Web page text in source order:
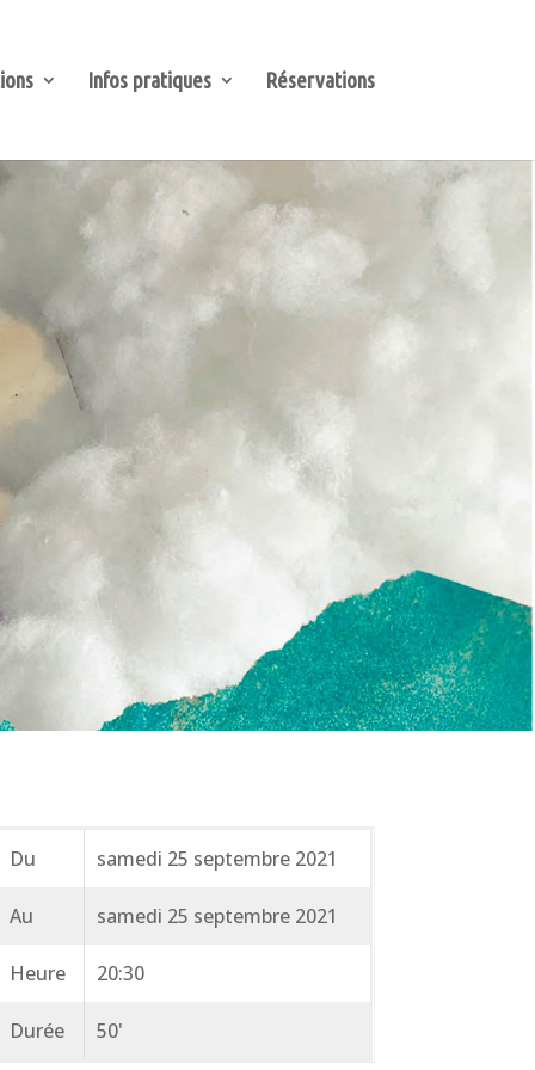
Infos pratiques Réservations
Du samedi 25 septembre 2021
Au samedi 25 septembre 2021
Heure 20:30
Durée 50'